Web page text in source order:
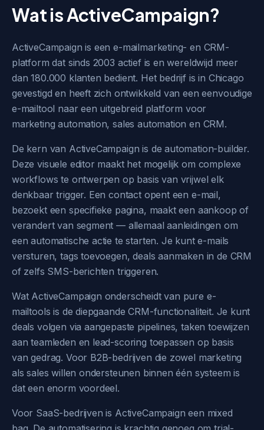
Wat is ActiveCampaign?
ActiveCampaign is een e-mailmarketing- en CRM-
platform dat sinds 2003 actief is en wereldwijd meer
dan 180.000 klanten bedient. Het bedrijf is in Chicago
gevestigd en heeft zich ontwikkeld van een eenvoudige
e-mailtool naar een uitgebreid platform voor
marketing automation, sales automation en CRM.
De kern van ActiveCampaign is de automation-builder.
Deze visuele editor maakt het mogelijk om complexe
workflows te ontwerpen op basis van vrijwel elk
denkbaar trigger. Een contact opent een e-mail,
bezoekt een specifieke pagina, maakt een aankoop of
verandert van segment — allemaal aanleidingen om
een automatische actie te starten. Je kunt e-mails
versturen, tags toevoegen, deals aanmaken in de CRM
of zelfs SMS-berichten triggeren.
Wat ActiveCampaign onderscheidt van pure e-
mailtools is de diepgaande CRM-functionaliteit. Je kunt
deals volgen via aangepaste pipelines, taken toewijzen
aan teamleden en lead-scoring toepassen op basis
van gedrag. Voor B2B-bedrijven die zowel marketing
als sales willen ondersteunen binnen één systeem is
dat een enorm voordeel.
Voor SaaS-bedrijven is ActiveCampaign een mixed